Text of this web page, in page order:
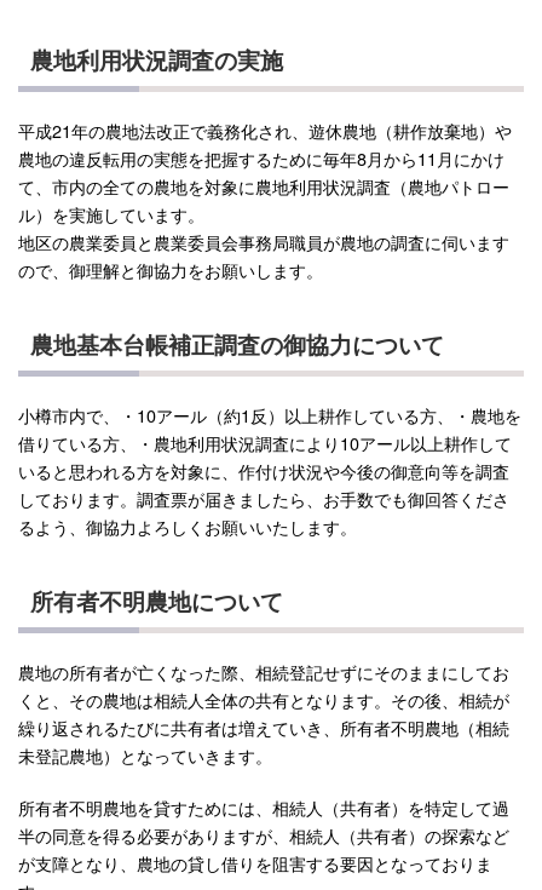
農地利用状況調査の実施
平成21年の農地法改正で義務化され、遊休農地（耕作放棄地）や
農地の違反転用の実態を把握するために毎年8月から11月にかけ
て、市内の全ての農地を対象に農地利用状況調査（農地パトロー
ル）を実施しています。
地区の農業委員と農業委員会事務局職員が農地の調査に伺います
ので、御理解と御協力をお願いします。
農地基本台帳補正調査の御協力について
小樽市内で、・10アール（約1反）以上耕作している方、・農地を
借りている方、・農地利用状況調査により10アール以上耕作して
いると思われる方を対象に、作付け状況や今後の御意向等を調査
しております。調査票が届きましたら、お手数でも御回答くださ
るよう、御協力よろしくお願いいたします。
所有者不明農地について
農地の所有者が亡くなった際、相続登記せずにそのままにしてお
くと、その農地は相続人全体の共有となります。その後、相続が
繰り返されるたびに共有者は増えていき、所有者不明農地（相続
未登記農地）となっていきます。
所有者不明農地を貸すためには、相続人（共有者）を特定して過
半の同意を得る必要がありますが、相続人（共有者）の探索など
が支障となり、農地の貸し借りを阻害する要因となっておりま